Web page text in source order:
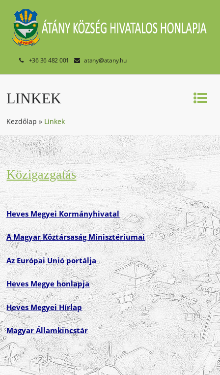
+36 36 482 001 atany@atany.hu
LINKEK
Kezdőlap » Linkek
Közigazgatás
Heves Megyei Kormányhivatal
A Magyar Köztársaság Minisztériumai
Az Európai Unió portálja
Heves Megye honlapja
Heves Megyei Hírlap
Magyar Államkincstár